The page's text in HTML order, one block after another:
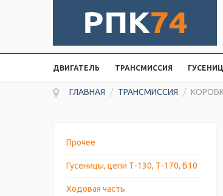
ДВИГАТЕЛЬ ТРАНСМИССИЯ
ГЛАВНАЯ / ТРАНСМИССИЯ /
Прочее
Гусеницы, цепи Т-130, Т-170, Б10
Ходовая часть